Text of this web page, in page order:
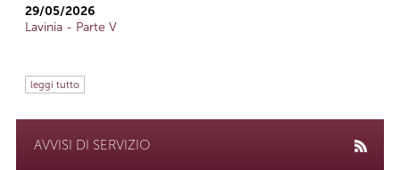
29/05/2026
Lavinia - Parte V
leggi tutto
AVVISI DI SERVIZIO